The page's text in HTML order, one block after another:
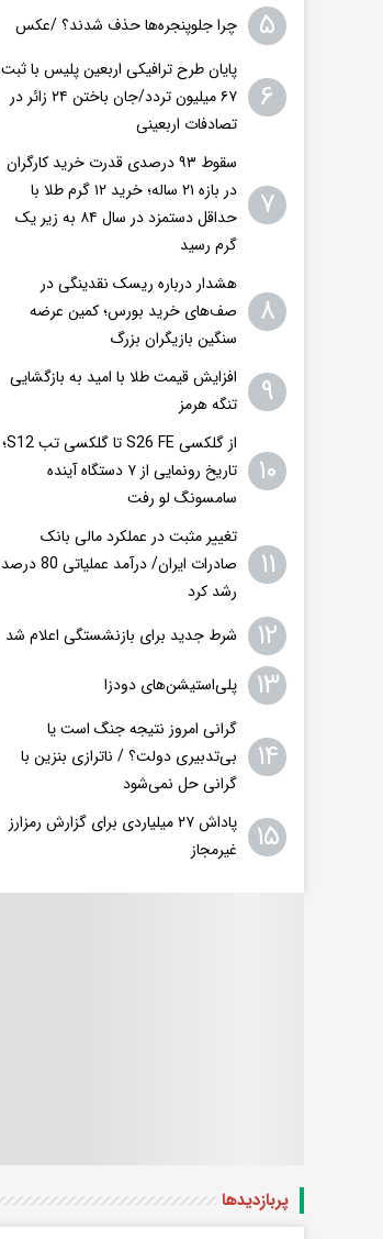
۵ چرا جلوپنجره‌ها حذف شدند؟ /عکس
۶
پایان طرح ترافیکی اربعین پلیس با ثبت
۶۷ میلیون تردد/جان باختن ۲۴ زائر در
تصادفات اربعینی
۷
سقوط ۹۳ درصدی قدرت خرید کارگران
در بازه ۲۱ ساله؛ خرید ۱۲ گرم طلا با
حداقل دستمزد در سال ۸۴ به زیر یک
گرم رسید
۸
هشدار درباره ریسک نقدینگی در
صف‌های خرید بورس؛ کمین عرضه
سنگین بازیگران بزرگ
۹
افزایش قیمت طلا با امید به بازگشایی
تنگه هرمز
۱۰
از گلکسی S26 FE تا گلکسی تب S12؛
تاریخ رونمایی از ۷ دستگاه آینده
سامسونگ لو رفت
۱۱
تغییر مثبت در عملکرد مالی بانک
صادرات ایران/ درآمد عملیاتی 80 درصد
رشد کرد
۱۲ شرط جدید برای بازنشستگی اعلام شد
۱۳ پلی‌استیشن‌های دودزا
۱۴
گرانی امروز نتیجه جنگ است یا
بی‌تدبیری دولت؟ / ناترازی بنزین با
گرانی حل نمی‌شود
۱۵
پاداش ۲۷ میلیاردی برای گزارش رمزارز
غیرمجاز
پربازدید‌ها